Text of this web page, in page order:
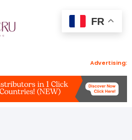
Advertising:
FR